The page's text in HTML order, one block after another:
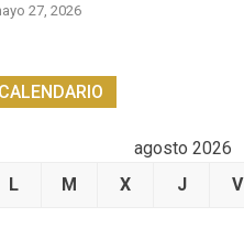
27, 2026
CALENDARIO
agosto 2026
L
M X J V